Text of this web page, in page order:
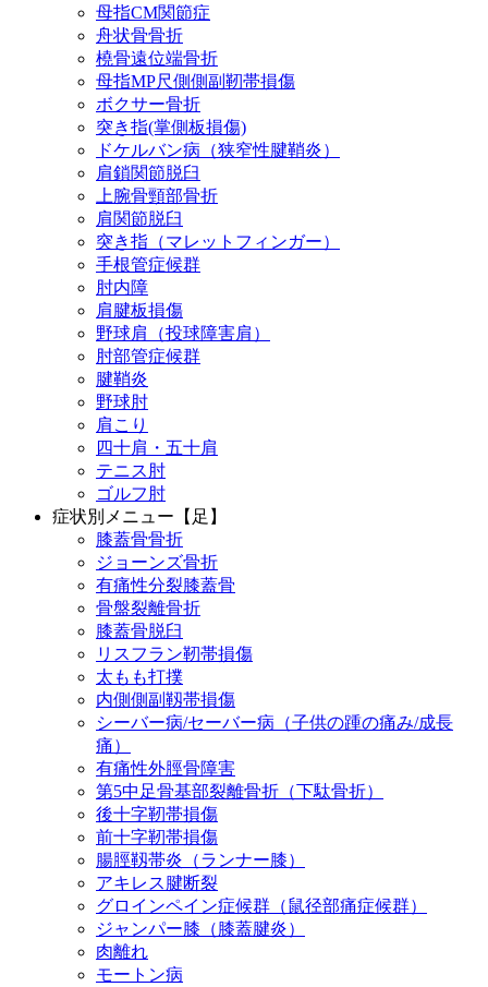
母指CM関節症
舟状骨骨折
橈骨遠位端骨折
母指MP尺側側副靭帯損傷
ボクサー骨折
突き指(掌側板損傷)
ドケルバン病（狭窄性腱鞘炎）
肩鎖関節脱臼
上腕骨頸部骨折
肩関節脱臼
突き指（マレットフィンガー）
手根管症候群
肘内障
肩腱板損傷
野球肩（投球障害肩）
肘部管症候群
腱鞘炎
野球肘
肩こり
四十肩・五十肩
テニス肘
ゴルフ肘
症状別メニュー【足】
膝蓋骨骨折
ジョーンズ骨折
有痛性分裂膝蓋骨
骨盤裂離骨折
膝蓋骨脱臼
リスフラン靭帯損傷
太もも打撲
内側側副靱帯損傷
シーバー病/セーバー病（子供の踵の痛み/成長
痛）
有痛性外脛骨障害
第5中足骨基部裂離骨折（下駄骨折）
後十字靭帯損傷
前十字靭帯損傷
腸脛靱帯炎（ランナー膝）
アキレス腱断裂
グロインペイン症候群（鼠径部痛症候群）
ジャンパー膝（膝蓋腱炎）
肉離れ
モートン病